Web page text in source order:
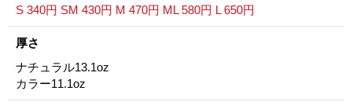
S 340円 SM 430円 M 470円 ML 580円 L 650円
厚さ
ナチュラル13.1oz
カラー11.1oz